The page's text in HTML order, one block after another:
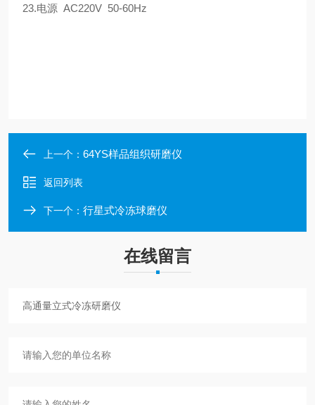
23.电源 AC220V 50-60Hz
上一个： 64YS样品组织研磨仪
返回列表
下一个： 行星式冷冻球磨仪
在线留言